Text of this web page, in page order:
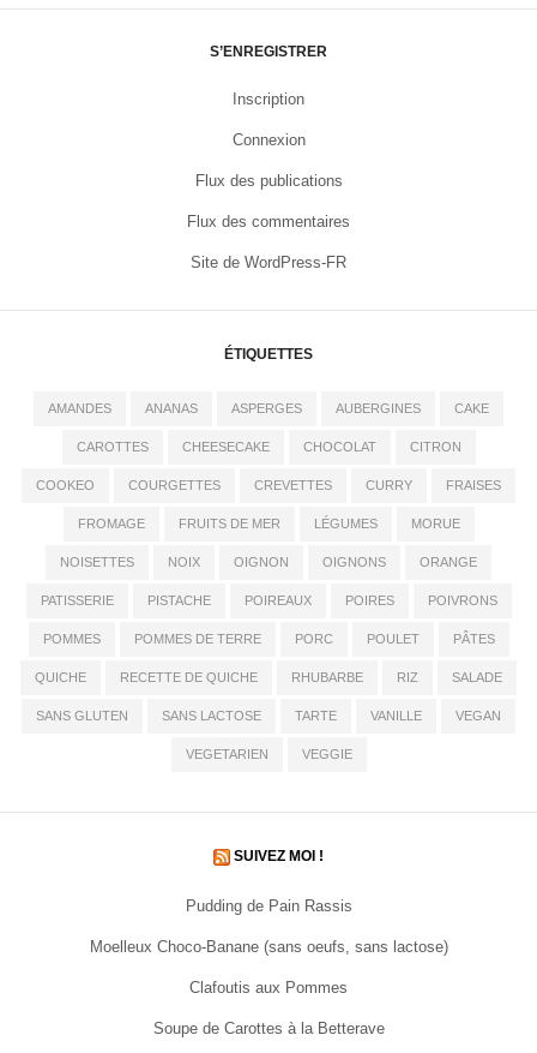
S’ENREGISTRER
Inscription
Connexion
Flux des publications
Flux des commentaires
Site de WordPress-FR
ÉTIQUETTES
AMANDES ANANAS ASPERGES AUBERGINES CAKE
CAROTTES CHEESECAKE CHOCOLAT CITRON
COOKEO COURGETTES CREVETTES CURRY FRAISES
FROMAGE FRUITS DE MER LÉGUMES MORUE
NOISETTES NOIX OIGNON OIGNONS ORANGE
PATISSERIE PISTACHE POIREAUX POIRES POIVRONS
POMMES POMMES DE TERRE PORC POULET PÂTES
QUICHE RECETTE DE QUICHE RHUBARBE RIZ SALADE
SANS GLUTEN SANS LACTOSE TARTE VANILLE VEGAN
VEGETARIEN VEGGIE
SUIVEZ MOI !
Pudding de Pain Rassis
Moelleux Choco-Banane (sans oeufs, sans lactose)
Clafoutis aux Pommes
Soupe de Carottes à la Betterave